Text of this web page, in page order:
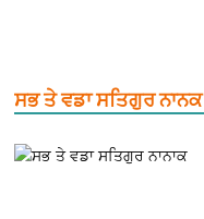
ਸਭ ਤੇ ਵਡਾ ਸਤਿਗੁਰ ਨਾਨਕ